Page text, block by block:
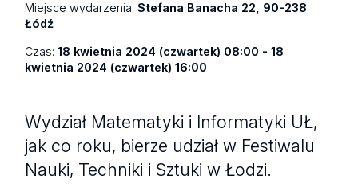
Miejsce wydarzenia:Stefana Banacha 22, 90-238
Łódź
Czas:18 kwietnia 2024 (czwartek) 08:00 - 18
kwietnia 2024 (czwartek) 16:00
Wydział Matematyki i Informatyki UŁ,
jak co roku, bierze udział w Festiwalu
Nauki, Techniki i Sztuki w Łodzi.